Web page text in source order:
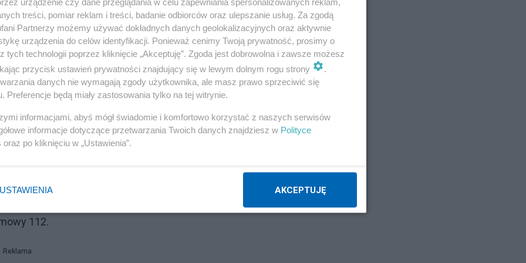
Audi A4 combi (nr rej. KLI 22662) – a następnie
ostrzega, że mężczyzna może być uzbrojony i
Bezpieczeństwa wysłało alerty SMS do
policja apeluje o zachowanie ostrożności i
112.
Reklama
treści, pomiar reklam i treści, badanie odbiorców oraz ulepszanie usług. Za zgodą
Partnerzy możemy używać dokładnych danych geolokalizacyjnych oraz aktywnie
urządzenia do celów identyfikacji. Ponieważ cenimy Twoją prywatność, prosimy o
tych technologii poprzez kliknięcie „Akceptuję”. Zgoda jest dobrowolna i zawsze możesz
przycisk ustawień prywatności znajdujący się w lewym dolnym rogu strony
.
danych nie wymagają zgody użytkownika, ale masz prawo sprzeciwić się
Preferencje będą miały zastosowania tylko na tej witrynie.
informacjami, abyś mógł świadomie i komfortowo korzystać z naszych serwisów
informacje dotyczące przetwarzania Twoich danych znajdziesz w Polityce
oraz po kliknięciu w „Ustawienia”.
USTAWIENIA AKCEPTUJĘ